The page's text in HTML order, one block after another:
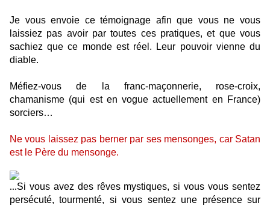
Je vous envoie ce témoignage afin que vous ne vous
laissiez pas avoir par toutes ces pratiques, et que vous
sachiez que ce monde est réel. Leur pouvoir vienne du
diable.
Méfiez-vous de la franc-maçonnerie, rose-croix,
chamanisme (qui est en vogue actuellement en France)
sorciers…
Ne vous laissez pas berner par ses mensonges, car Satan
est le Père du mensonge.
...Si vous avez des rêves mystiques, si vous vous sentez
persécuté, tourmenté, si vous sentez une présence sur